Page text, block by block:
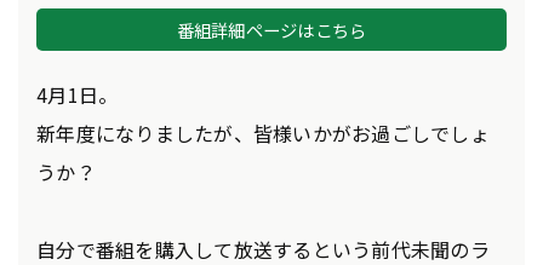
番組詳細ページはこちら
4月1日。
新年度になりましたが、皆様いかがお過ごしでしょ
うか？
自分で番組を購入して放送するという前代未聞のラ